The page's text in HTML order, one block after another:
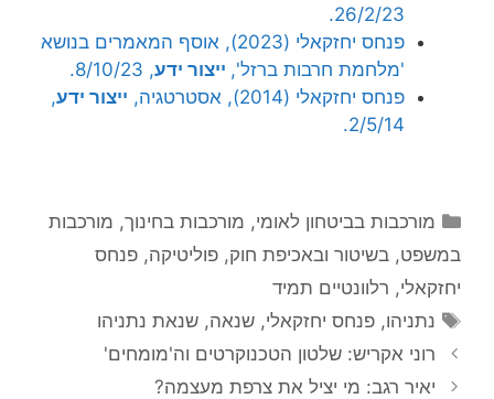
26/2/23.
פנחס יחזקאלי (2023), אוסף המאמרים בנושא
'מלחמת חרבות ברזל', ייצור ידע, 8/10/23.
פנחס יחזקאלי (2014), אסטרטגיה,
ייצור ידע,
2/5/14.
קטגוריות
מורכבות בביטחון לאומי, מורכבות בחינוך, מורכבות
במשפט, בשיטור ובאכיפת חוק, פוליטיקה, פנחס
יחזקאלי, רלוונטיים תמיד
תגיות
נתניהו,פנחס יחזקאלי,שנאה,שנאת נתניהו
רוני אקריש: שלטון הטכנוקרטים וה'מומחים'
יאיר רגב: מי יציל את צרפת מעצמה?